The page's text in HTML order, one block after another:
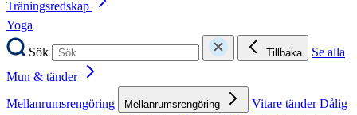
Träningsredskap
Yoga
Sök
Tillbaka
Se alla
Mun & tänder
Mellanrumsrengöring
Mellanrumsrengöring Vitare tänderDålig